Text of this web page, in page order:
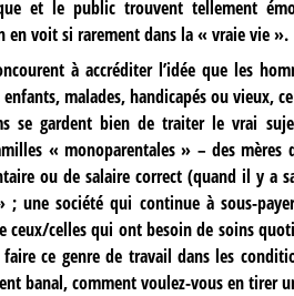
et le public trouvent tellement
en voit si rarement dans la « vraie vie ».
à accréditer l’idée que les
malades, handicapés ou vieux,
se gardent bien de traiter le vrai
« monoparentales » – des
ou de salaire correct (quand il y a
; une société qui continue à sous-
ceux/celles qui ont besoin de soins
ce genre de travail dans les
banal, comment voulez-vous en tirer